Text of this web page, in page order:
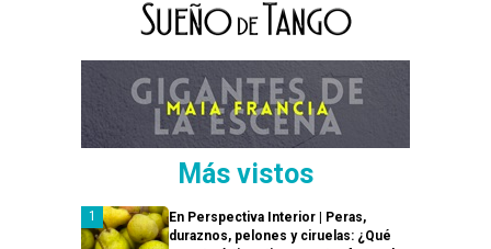
Más vistos
En Perspectiva Interior | Peras,
duraznos, pelones y ciruelas: ¿Qué